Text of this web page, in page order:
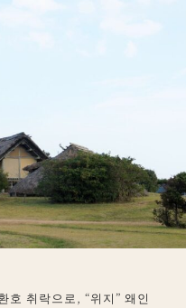
호 취락으로, “위지” 왜인